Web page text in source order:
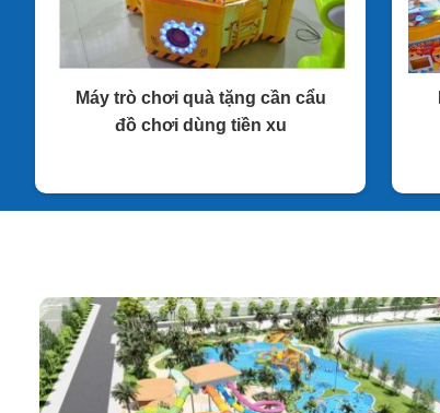
Máy trò chơi quà tặng cần cẩu
đồ chơi dùng tiền xu